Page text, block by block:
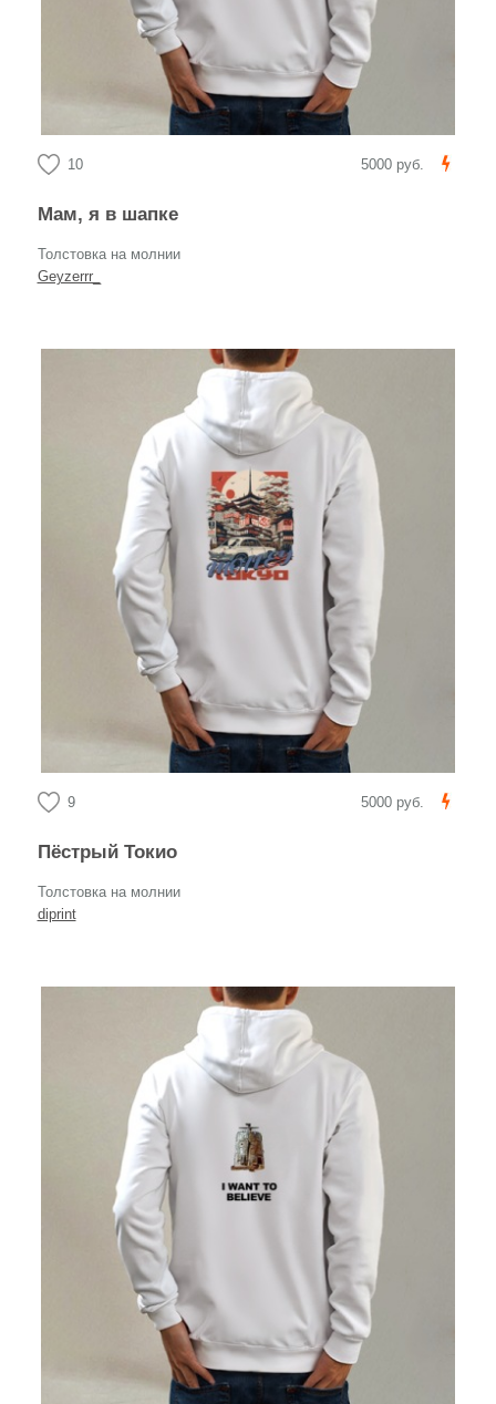
10 5000 руб.
Мам, я в шапке
Толстовка на молнии
Geyzerrr_
9 5000 руб.
Пёстрый Токио
Толстовка на молнии
diprint